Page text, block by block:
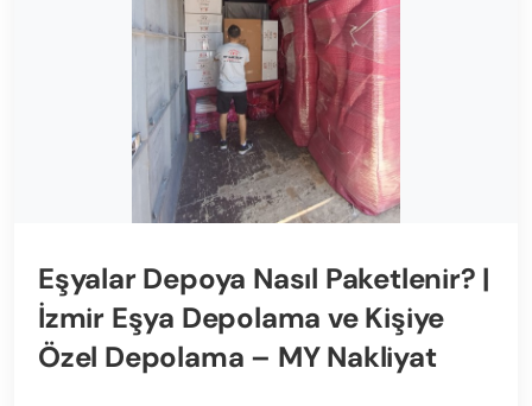
Eşyalar Depoya Nasıl Paketlenir? |
İzmir Eşya Depolama ve Kişiye
Özel Depolama – MY Nakliyat